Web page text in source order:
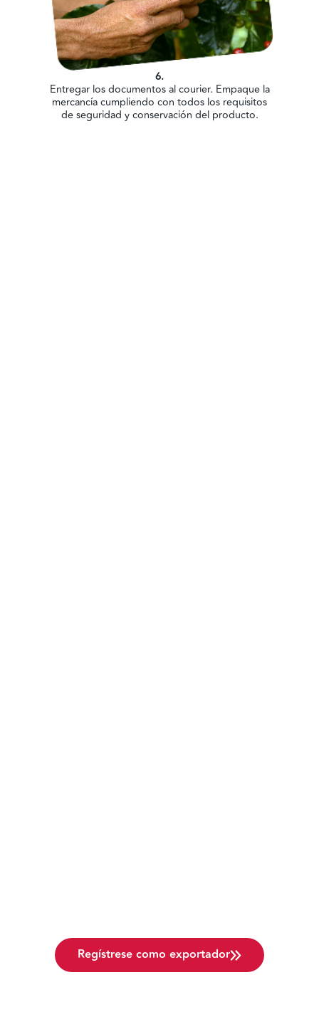
6.
Entregar los documentos al courier. Empaque la
mercancía cumpliendo con todos los requisitos
de seguridad y conservación del producto.
Regístrese como exportador